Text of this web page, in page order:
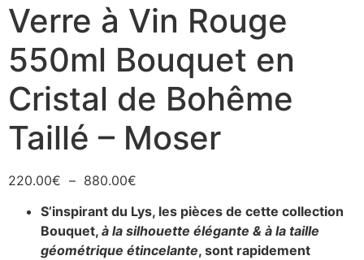
Verre à Vin Rouge
550ml Bouquet en
Cristal de Bohême
Taillé – Moser
220.00€ – 880.00€
S’inspirant du Lys, les pièces de cette collection
Bouquet, à la silhouette élégante & à la taille
géométrique étincelante, sont rapidement